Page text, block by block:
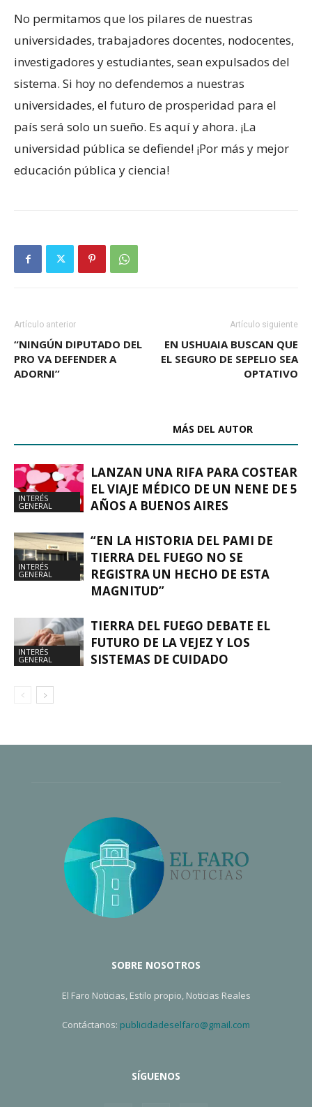
No permitamos que los pilares de nuestras
universidades, trabajadores docentes, nodocentes,
investigadores y estudiantes, sean expulsados del
sistema. Si hoy no defendemos a nuestras
universidades, el futuro de prosperidad para el
país será solo un sueño. Es aquí y ahora. ¡La
universidad pública se defiende! ¡Por más y mejor
educación pública y ciencia!
Artículo anterior
“NINGÚN DIPUTADO DEL
PRO VA DEFENDER A
ADORNI”
Artículo siguiente
EN USHUAIA BUSCAN QUE
EL SEGURO DE SEPELIO SEA
OPTATIVO
MÁS DEL AUTOR
INTERÉS
GENERAL
LANZAN UNA RIFA PARA COSTEAR
EL VIAJE MÉDICO DE UN NENE DE 5
AÑOS A BUENOS AIRES
INTERÉS
GENERAL
“EN LA HISTORIA DEL PAMI DE
TIERRA DEL FUEGO NO SE
REGISTRA UN HECHO DE ESTA
MAGNITUD”
INTERÉS
GENERAL
TIERRA DEL FUEGO DEBATE EL
FUTURO DE LA VEJEZ Y LOS
SISTEMAS DE CUIDADO
SOBRE NOSOTROS
El Faro Noticias, Estilo propio, Noticias Reales
Contáctanos: publicidadeselfaro@gmail.com
SÍGUENOS